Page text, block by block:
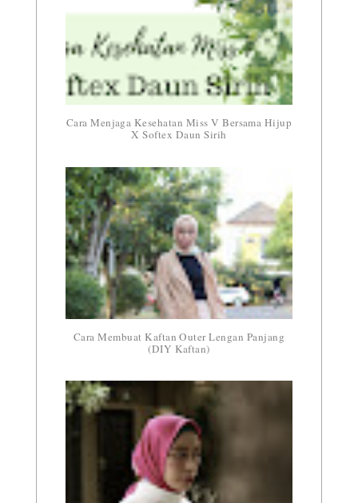
Cara Menjaga Kesehatan Miss V Bersama Hijup
X Softex Daun Sirih
Cara Membuat Kaftan Outer Lengan Panjang
(DIY Kaftan)